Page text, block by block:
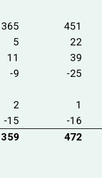
365 451
5 22
11 39
-9 -25
2 1
-15 -16
359 472